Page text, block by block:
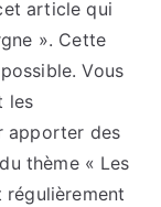
article qui
». Cette
Vous
les
apporter des
thème « Les
régulièrement